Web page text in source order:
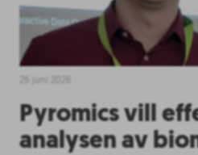
Pyromics vill
analysen av